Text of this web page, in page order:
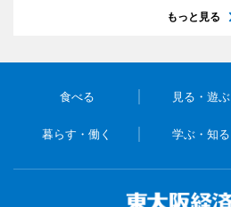
もっと見る
食べる 見る・遊ぶ
暮らす・働く 学ぶ・知る